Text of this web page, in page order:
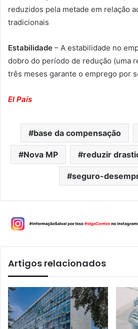
reduzidos pela metade em relação
tradicionais
Estabilidade – A estabilidade no
dobro do período de redução (uma
três meses garante o emprego por
El País
base da compensação
Nova MP reduzir
seguro-
Artigos relacionados